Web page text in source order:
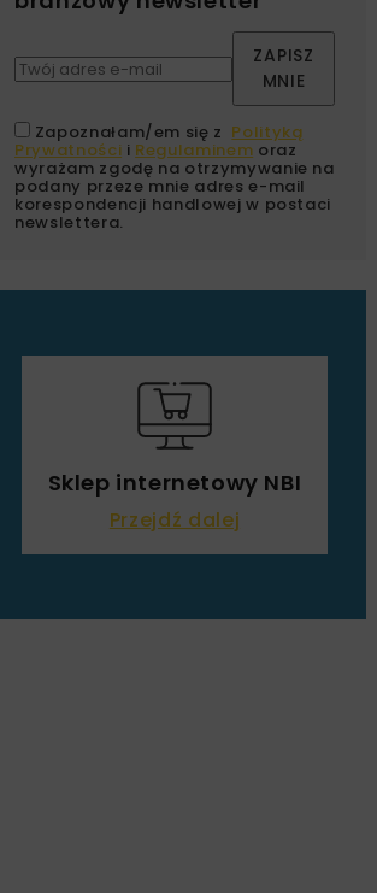
ZAPISZ
MNIE
Zapoznałam/em się z Polityką
Prywatności i Regulaminem oraz
wyrażam zgodę na otrzymywanie na
podany przeze mnie adres e-mail
korespondencji handlowej w postaci
newslettera.
Sklep internetowy NBI
Przejdź dalej